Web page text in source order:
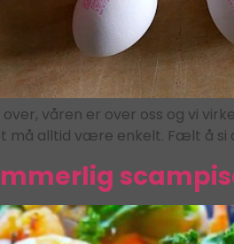
våren er over oss og vi
må alltid være enkelt. Fælt å